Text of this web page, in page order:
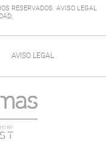
RESERVADOS. AVISO LEGAL
.
AVISO LEGAL